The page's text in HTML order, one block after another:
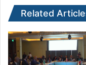
Related